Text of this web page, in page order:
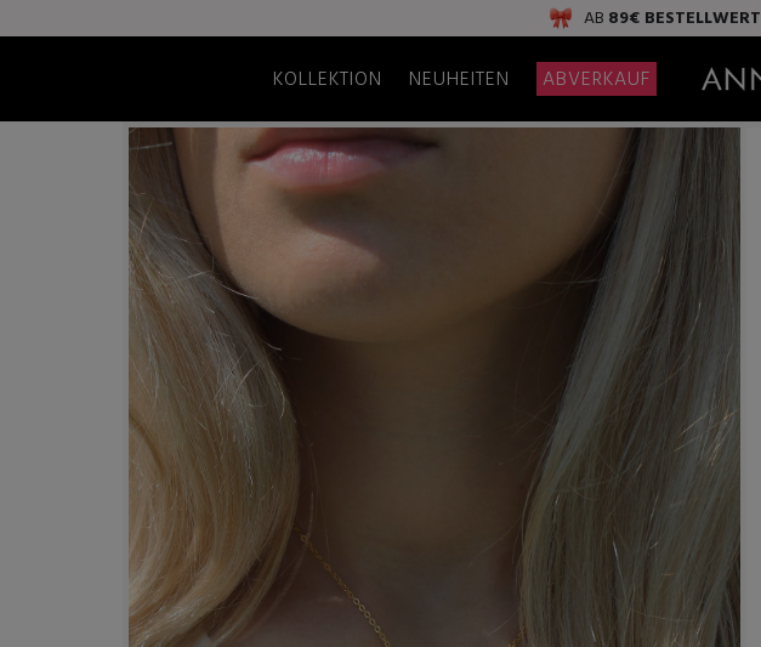
AB 89€ BESTELLWERT
KOLLEKTION NEUHEITEN ABVERKAUF